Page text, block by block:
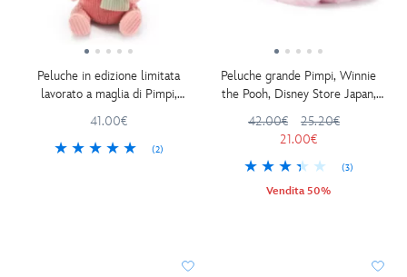
Peluche in edizione limitata
lavorato a maglia di Pimpi,
41.00€
(2)
Peluche grande Pimpi, Winnie
the Pooh, Disney Store Japan,
42.00€
25.20€
21.00€
(3)
Vendita 50%